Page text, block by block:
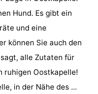
Hund. Es gibt ein
und eine
können Sie auch den
alle Zutaten für
ruhigen Oostkapelle!
in der Nähe des ...